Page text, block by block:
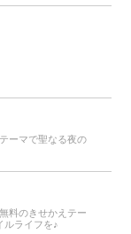
ーマで聖なる夜の
料のきせかえテー
ルライフを♪